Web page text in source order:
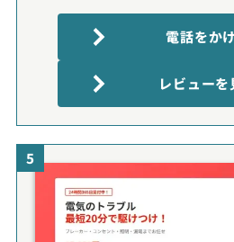
電話をか
レビューを
5